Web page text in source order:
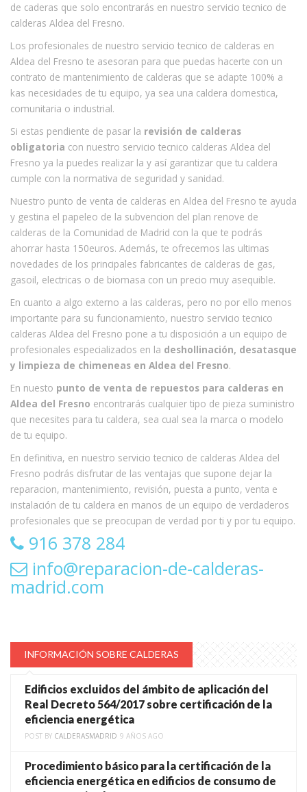
de caderas que solo encontrarás en nuestro servicio tecnico de
calderas Aldea del Fresno.
Los profesionales de nuestro servicio tecnico de calderas en
Aldea del Fresno te asesoran para que puedas hacerte con un
contrato de mantenimiento de calderas que se adapte 100% a
kas necesidades de tu equipo, ya sea una caldera domestica,
comunitaria o industrial.
Si estas pendiente de pasar la revisión de calderas
obligatoria con nuestro servicio tecnico calderas Aldea del
Fresno ya la puedes realizar la y así garantizar que tu caldera
cumple con la normativa de seguridad y sanidad.
Nuestro punto de venta de calderas en Aldea del Fresno te ayuda
y gestina el papeleo de la subvencion del plan renove de
calderas de la Comunidad de Madrid con la que te podrás
ahorrar hasta 150euros. Además, te ofrecemos las ultimas
novedades de los principales fabricantes de calderas de gas,
gasoil, electricas o de biomasa con un precio muy asequible.
En cuanto a algo externo a las calderas, pero no por ello menos
importante para su funcionamiento, nuestro servicio tecnico
calderas Aldea del Fresno pone a tu disposición a un equipo de
profesionales especializados en la deshollinación, desatasque
y limpieza de chimeneas en Aldea del Fresno.
En nuesto punto de venta de repuestos para calderas en
Aldea del Fresno encontrarás cualquier tipo de pieza suministro
que necesites para tu caldera, sea cual sea la marca o modelo
de tu equipo.
En definitiva, en nuestro servicio tecnico de calderas Aldea del
Fresno podrás disfrutar de las ventajas que supone dejar la
reparacion, mantenimiento, revisión, puesta a punto, venta e
instalación de tu caldera en manos de un equipo de verdaderos
profesionales que se preocupan de verdad por ti y por tu equipo.
916 378 284
info@reparacion-de-calderas-
madrid.com
INFORMACIÓN SOBRE CALDERAS
Edificios excluidos del ámbito de aplicación del
Real Decreto 564/2017 sobre certificación de la
eficiencia energética
POST BY CALDERASMADRID 9 AÑOS AGO
Procedimiento básico para la certificación de la
eficiencia energética en edificios de consumo de